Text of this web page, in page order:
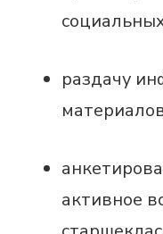
раздачу
активное